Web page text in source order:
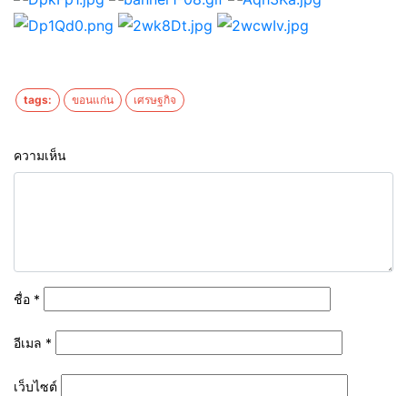
tags: ขอนแก่น เศรษฐกิจ
ความเห็น
ชื่อ *
อีเมล *
เว็บไซต์